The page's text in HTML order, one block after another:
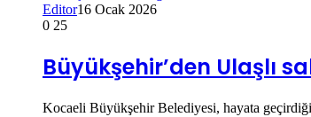
Editor16 Ocak 2026
0 25
Büyükşehir’den Ulaşlı
Kocaeli Büyükşehir Belediyesi, hayata geçirdiği